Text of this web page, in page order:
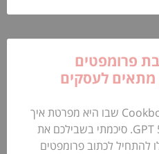
פרומפטים
חברת OpenAI שיחררה Cookbook שבו היא מפרטת איך
כותבים פרומפטים נכונים ל-GPT 5. סיכמתי בשבילכם את
להתחיל לכתוב פרומפטים